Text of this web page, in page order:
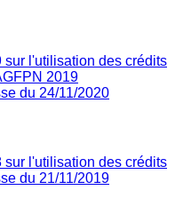
sur l'utilisation des crédits
2019
du 24/11/2020
sur l'utilisation des crédits
du 21/11/2019